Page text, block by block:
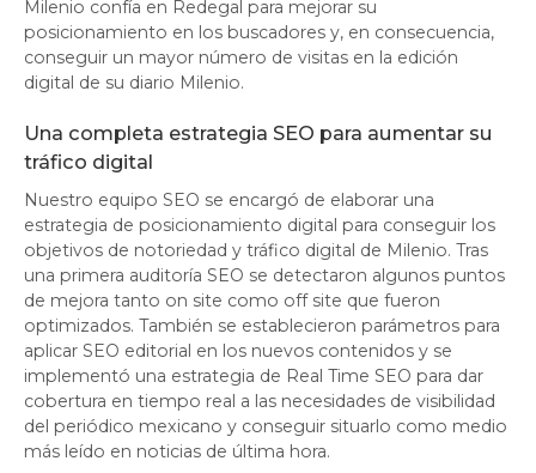
Milenio confía en Redegal para mejorar su
posicionamiento en los buscadores y, en consecuencia,
conseguir un mayor número de visitas en la edición
digital de su diario Milenio.
Una completa estrategia SEO para aumentar su
tráfico digital
Nuestro equipo SEO se encargó de elaborar una
estrategia de posicionamiento digital para conseguir los
objetivos de notoriedad y tráfico digital de Milenio. Tras
una primera auditoría SEO se detectaron algunos puntos
de mejora tanto on site como off site que fueron
optimizados. También se establecieron parámetros para
aplicar SEO editorial en los nuevos contenidos y se
implementó una estrategia de Real Time SEO para dar
cobertura en tiempo real a las necesidades de visibilidad
del periódico mexicano y conseguir situarlo como medio
más leído en noticias de última hora.